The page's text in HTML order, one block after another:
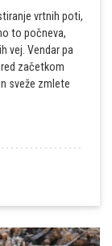
vrtnih poti,
to počneva,
vej. Vendar pa
začetkom
sveže zmlete